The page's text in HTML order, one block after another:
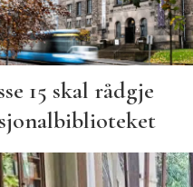
15 skal rådgje